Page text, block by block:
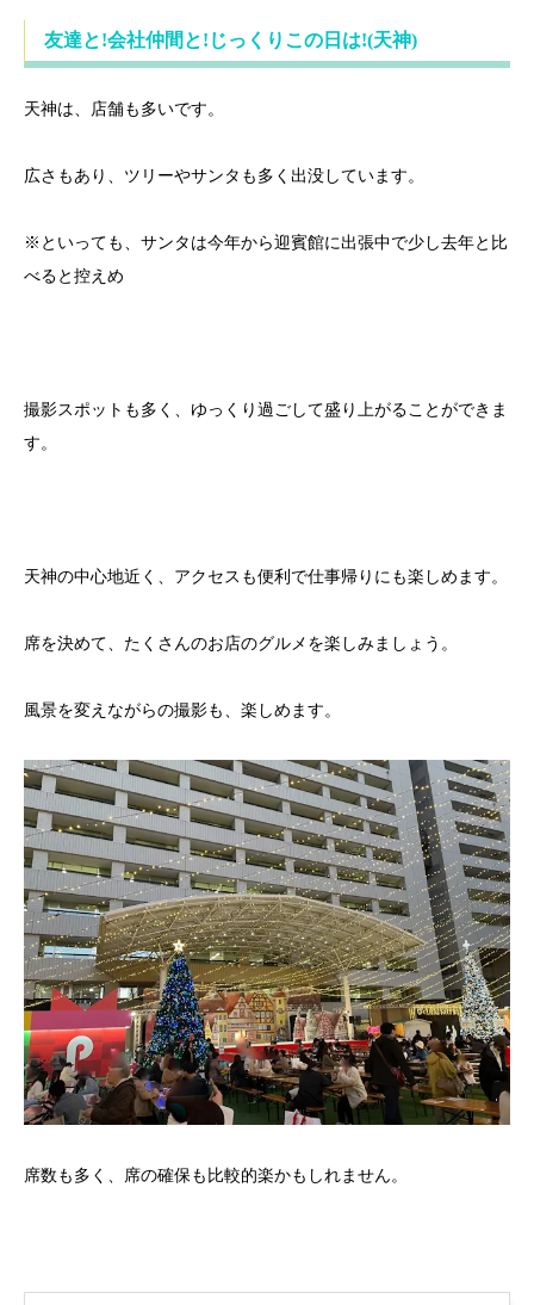
友達と!会社仲間と!じっくりこの日は!(天神)
天神は、店舗も多いです。
広さもあり、ツリーやサンタも多く出没しています。
※といっても、サンタは今年から迎賓館に出張中で少し去年と比
べると控えめ
撮影スポットも多く、ゆっくり過ごして盛り上がることができま
す。
天神の中心地近く、アクセスも便利で仕事帰りにも楽しめます。
席を決めて、たくさんのお店のグルメを楽しみましょう。
風景を変えながらの撮影も、楽しめます。
席数も多く、席の確保も比較的楽かもしれません。